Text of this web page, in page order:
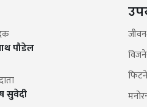
पौडेल
सुवेदी